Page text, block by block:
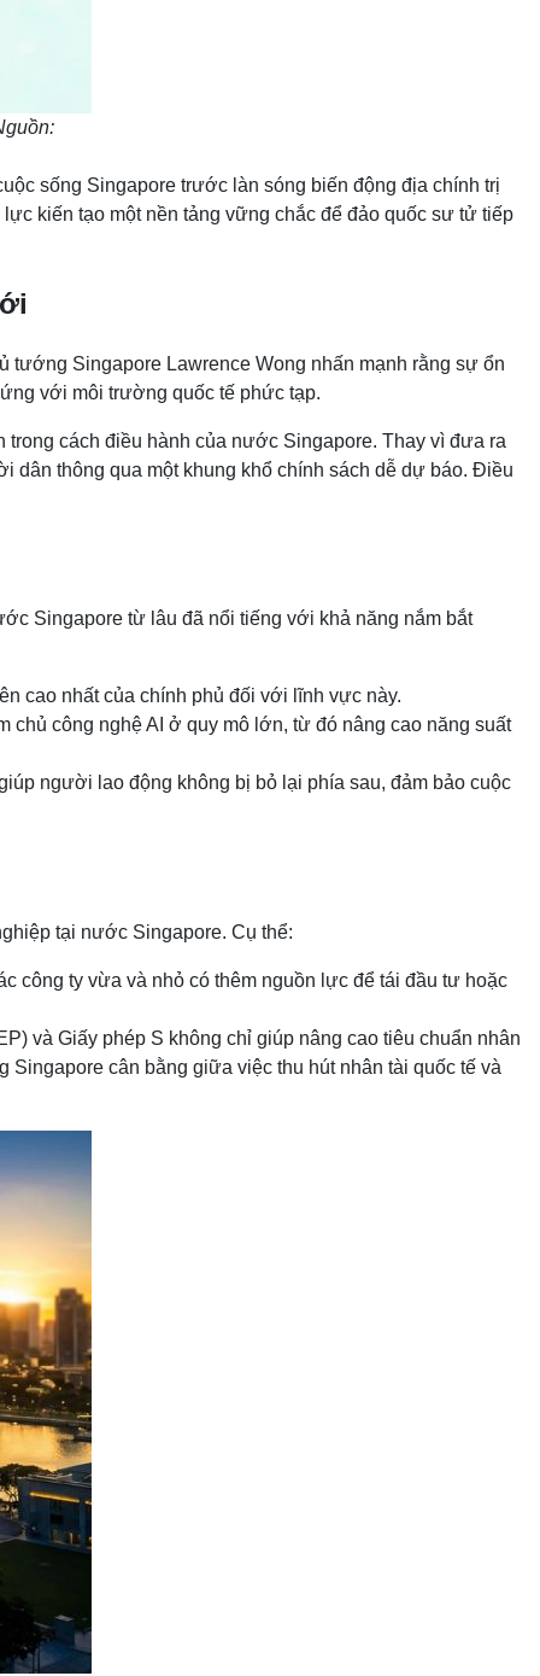
sống Singapore trước làn sóng biến động địa chính trị
kiến tạo một nền tảng vững chắc để đảo quốc sư tử tiếp
Singapore Lawrence Wong nhấn mạnh rằng sự ổn
với môi trường quốc tế phức tạp.
cách điều hành của nước Singapore. Thay vì đưa ra
dân thông qua một khung khổ chính sách dễ dự báo. Điều
Singapore từ lâu đã nổi tiếng với khả năng nắm bắt
cao nhất của chính phủ đối với lĩnh vực này.
công nghệ AI ở quy mô lớn, từ đó nâng cao năng suất
người lao động không bị bỏ lại phía sau, đảm bảo cuộc
tại nước Singapore. Cụ thể:
công ty vừa và nhỏ có thêm nguồn lực để tái đầu tư hoặc
và Giấy phép S không chỉ giúp nâng cao tiêu chuẩn nhân
cân bằng giữa việc thu hút nhân tài quốc tế và